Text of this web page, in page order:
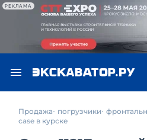
РЕКЛАМА
Продажа погрузчики
case в курске